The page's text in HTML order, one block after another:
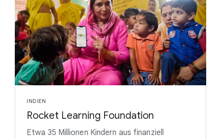
INDIEN
Rocket Learning Foundation
Etwa 35 Millionen Kindern aus finanziell